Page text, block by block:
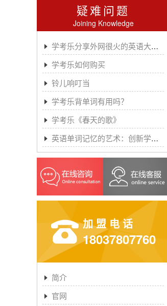
疑难问题
Joining Knowledge
学考乐分享外网很火的英语大神A.J.HOGE
学考乐如何购买
铃儿响叮当
学考乐背单词有用吗？
学考乐《春天的歌》
英语单词记忆的艺术：创新学习方法与学考乐的魔力
加盟电话
18037807760
简介
官网